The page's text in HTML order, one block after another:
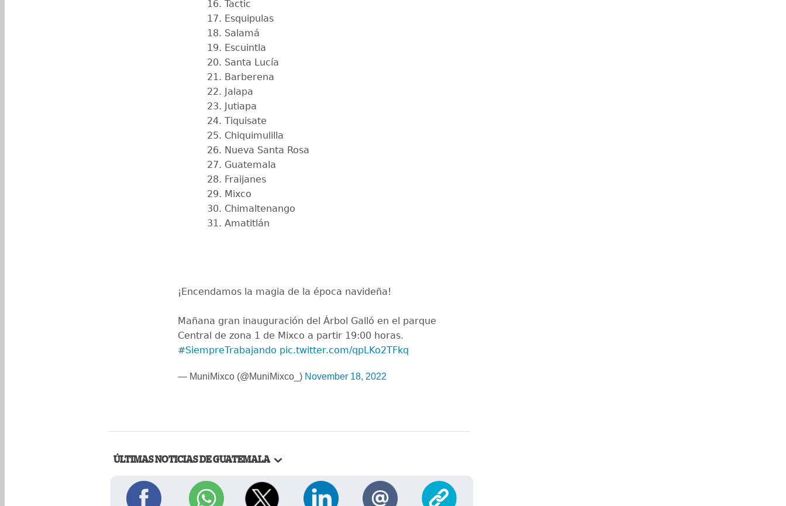
Tactic
Esquipulas
Salamá
Escuintla
Santa Lucía
Barberena
Jalapa
Jutiapa
Tiquisate
Chiquimulilla
Nueva Santa Rosa
Guatemala
Fraijanes
Mixco
Chimaltenango
Amatitlán
¡Encendamos la magia de la época navideña!
Mañana gran inauguración del Árbol Galló en el parque
Central de zona 1 de Mixco a partir 19:00 horas.
#SiempreTrabajando pic.twitter.com/qpLKo2TFkq
— MuniMixco (@MuniMixco_) November 18, 2022
ÚLTIMAS NOTICIAS DE GUATEMALA